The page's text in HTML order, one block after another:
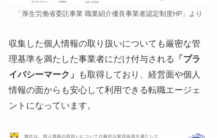
「厚生労働省委託事業 職業紹介優良事業者認定制度HP」より
収集した個人情報の取り扱いについても厳密な管
理基準を満たした事業者にだけ付与される 「プラ
イバシーマーク」
も取得しており、経営面や個人
情報の面からも安心して利用できる転職エージェ
ントになっています。